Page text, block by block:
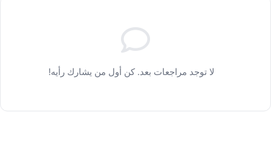
لا توجد مراجعات بعد. كن أول من يشارك رأيه!